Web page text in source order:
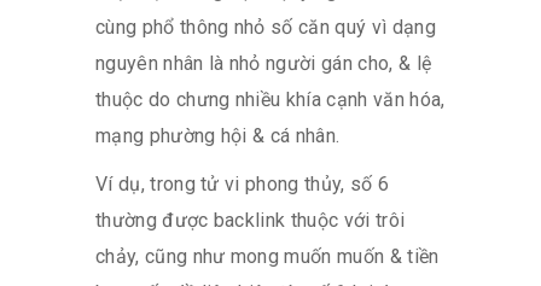
cùng phổ thông nhỏ số căn quý vì dạng
nguyên nhân là nhỏ người gán cho, & lệ
thuộc do chưng nhiều khía cạnh văn hóa,
mạng phường hội & cá nhân.
Ví dụ, trong tử vi phong thủy, số 6
thường được backlink thuộc với trôi
chảy, cũng như mong muốn muốn & tiền